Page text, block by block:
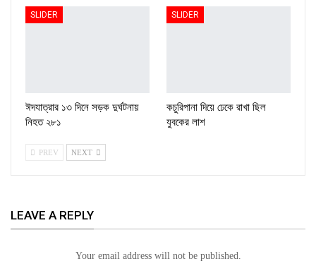
SLIDER
ঈদযাত্রার ১৩ দিনে সড়ক দুর্ঘটনায়
নিহত ২৮১
SLIDER
কচুরিপানা দিয়ে ঢেকে রাখা ছিল
যুবকের লাশ
PREV NEXT
LEAVE A REPLY
Your email address will not be published.